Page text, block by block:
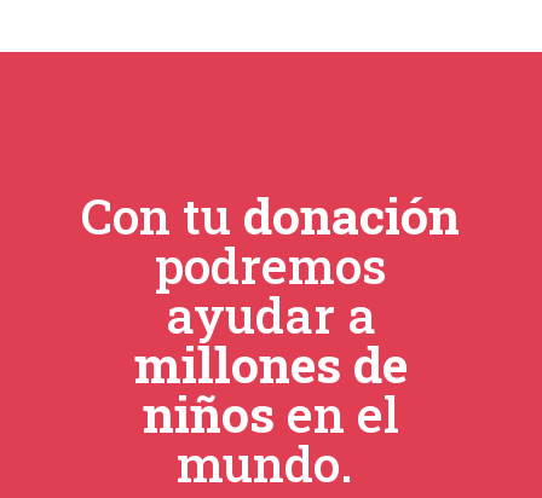
Con tu donación
podremos
ayudar a
millones de
niños en el
mundo.